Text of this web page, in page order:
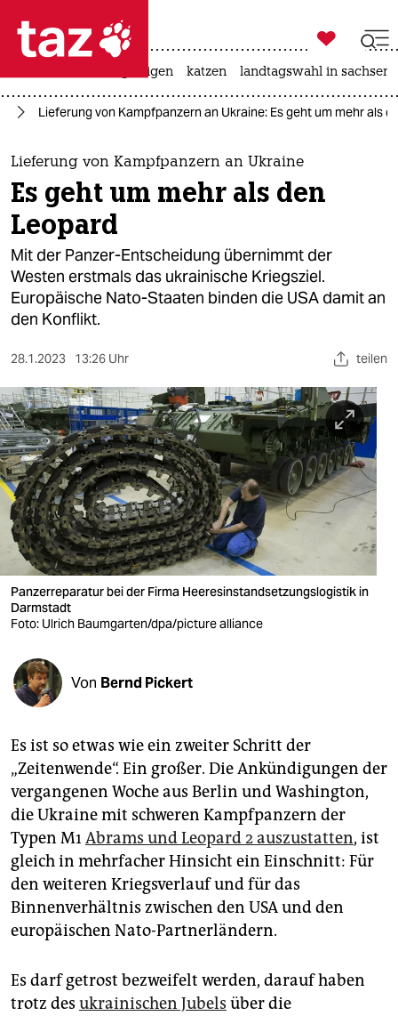
 taz zahl ich
taz zahl ich
themen
politik
öko
gesellschaft
kultur
sport
berlin
nord
wahrheit
verlag
verlag
veranstaltungen
shop
fragen & hilfe
unterstützen
genossenschaft
epaper login

taz zahl ich
bergsteigen katzen landtagswahl in
Lieferung von Kampfpanzern an Ukraine: Es geht um mehr als
Lieferung von Kampfpanzern an Ukraine
Es geht um mehr als den
Leopard
Mit der Panzer-Entscheidung übernimmt der
Westen erstmals das ukrainische Kriegsziel.
Europäische Nato-Staaten binden die USA damit an
den Konflikt.
28.1.2023 13:26 Uhr teilen
Panzerreparatur bei der Firma Heeresinstandsetzungslogistik in
Darmstadt
Foto: Ulrich Baumgarten/dpa/picture alliance
Von Bernd Pickert
Es ist so etwas wie ein zweiter Schritt der
„Zeitenwende“. Ein großer. Die Ankündigungen der
vergangenen Woche aus Berlin und Washington,
die Ukraine mit schweren Kampfpanzern der
Typen M1Abrams und Leopard 2 auszustatten, ist
gleich in mehrfacher Hinsicht ein Einschnitt: Für
den weiteren Kriegsverlauf und für das
Binnenverhältnis zwischen den USA und den
europäischen Nato-Partnerländern.
Es darf getrost bezweifelt werden, darauf haben
trotz des ukrainischen Jubels über die